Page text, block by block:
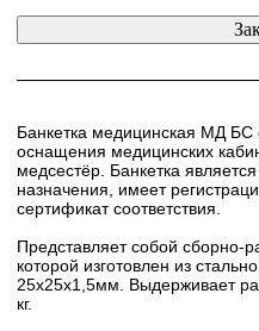
Банкетка медицинская МД БС
оснащения медицинских
медсестёр. Банкетка
назначения, имеет
сертификат соответствия.
Представляет собой сборно-
которой изготовлен из
25х25х1,5мм. Выдерживает
кг.